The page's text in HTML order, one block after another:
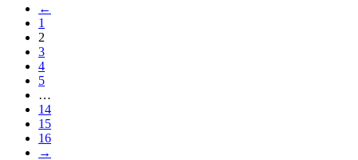
←
1
2
3
4
5
…
14
15
16
→